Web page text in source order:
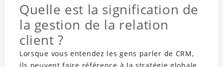
Quelle est la signification de
la gestion de la relation
client ?
Lorsque vous entendez les gens parler de CRM,